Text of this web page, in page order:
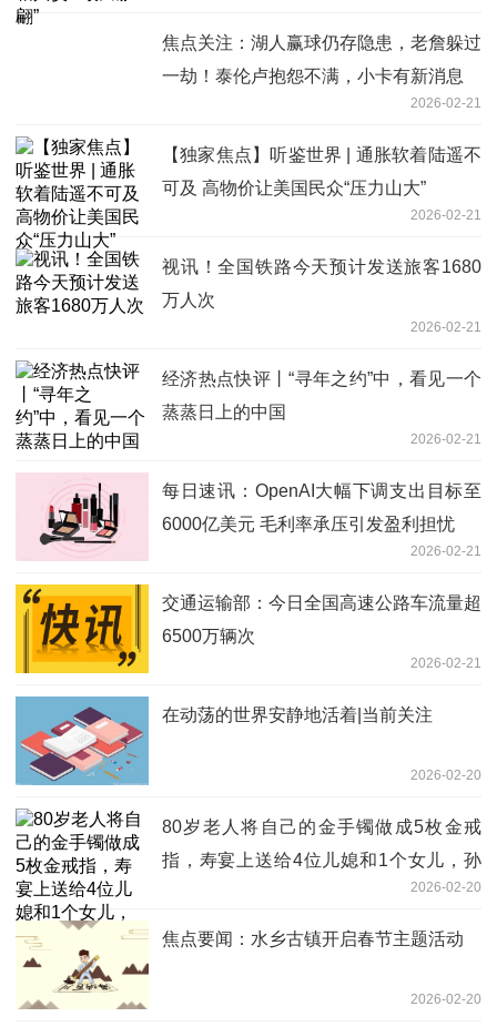
焦点关注：湖人赢球仍存隐患，老詹躲过
一劫！泰伦卢抱怨不满，小卡有新消息
2026-02-21
【独家焦点】听鉴世界 | 通胀软着陆遥不
可及 高物价让美国民众“压力山大”
2026-02-21
视讯！全国铁路今天预计发送旅客1680
万人次
2026-02-21
经济热点快评丨“寻年之约”中，看见一个
蒸蒸日上的中国
2026-02-21
每日速讯：OpenAI大幅下调支出目标至
6000亿美元 毛利率承压引发盈利担忧
2026-02-21
交通运输部：今日全国高速公路车流量超
6500万辆次
2026-02-21
在动荡的世界安静地活着|当前关注
2026-02-20
80岁老人将自己的金手镯做成5枚金戒
指，寿宴上送给4位儿媳和1个女儿，孙
2026-02-20
焦点要闻：水乡古镇开启春节主题活动
2026-02-20